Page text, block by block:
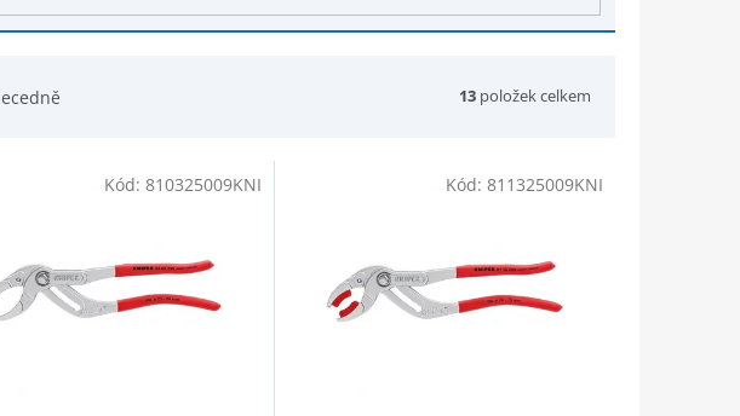
13 položek celkem
Kód: 810325009KNI Kód: 811325009KNI